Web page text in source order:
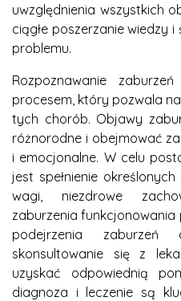
uwzględnienia wszystkich
ciągłe poszerzanie wiedzy
problemu.
Rozpoznawanie
procesem, który pozwala
tych chorób. Objawy
różnorodne i obejmować
i emocjonalne. W celu
jest spełnienie
wagi, niezdrowe
zaburzenia
podejrzenia zaburzeń
skonsultowanie się z
uzyskać odpowiednią
diagnoza i leczenie są